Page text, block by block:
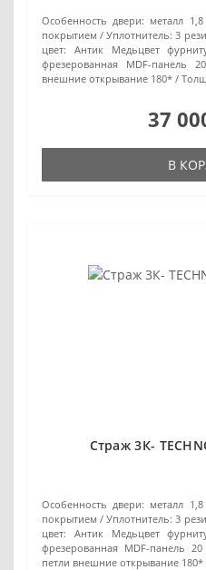
Особенность двери: металл
покрытием
Уплотнитель: 3
цвет: Антик Медьцвет
фрезерованная MDF-панель
внешние открывание 180*
37
В
Страж 3К-
Особенность двери: металл
покрытием
Уплотнитель: 3
цвет: Антик Медьцвет
фрезерованная MDF-панель
петли внешние открывание 180*